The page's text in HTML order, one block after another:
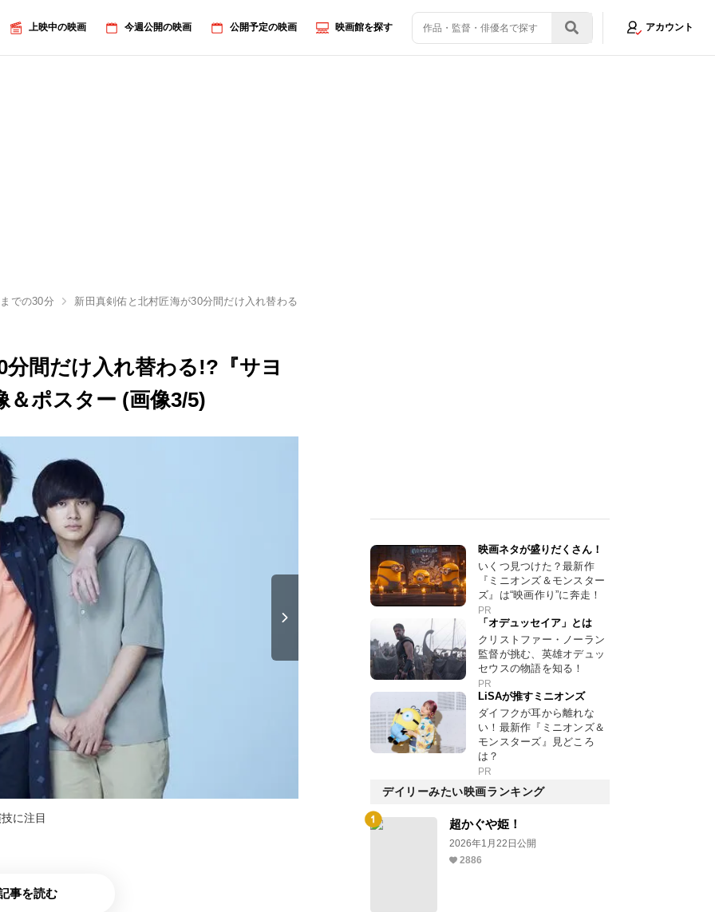
上映中の映画 今週公開の映画 公開予定の映画 映画館を探す アカウント
での30分 新田真剣佑と北村匠海が30分間だけ入れ替わる!?『サヨナラまでの30分』特報映像＆ポスター
間だけ入れ替わる!?『サヨ
＆ポスター (画像3/5)
に注目
事を読む
映画ネタが盛りだくさん！
いくつ見つけた？最新作
『ミニオンズ＆モンスター
ズ』は“映画作り”に奔走！
PR
「オデュッセイア」とは
クリストファー・ノーラン
監督が挑む、英雄オデュッ
セウスの物語を知る！
PR
LiSAが推すミニオンズ
ダイフクが耳から離れな
い！最新作『ミニオンズ＆
モンスターズ』見どころ
は？
PR
デイリーみたい映画ランキング
超かぐや姫！
2026年1月22日公開
2886